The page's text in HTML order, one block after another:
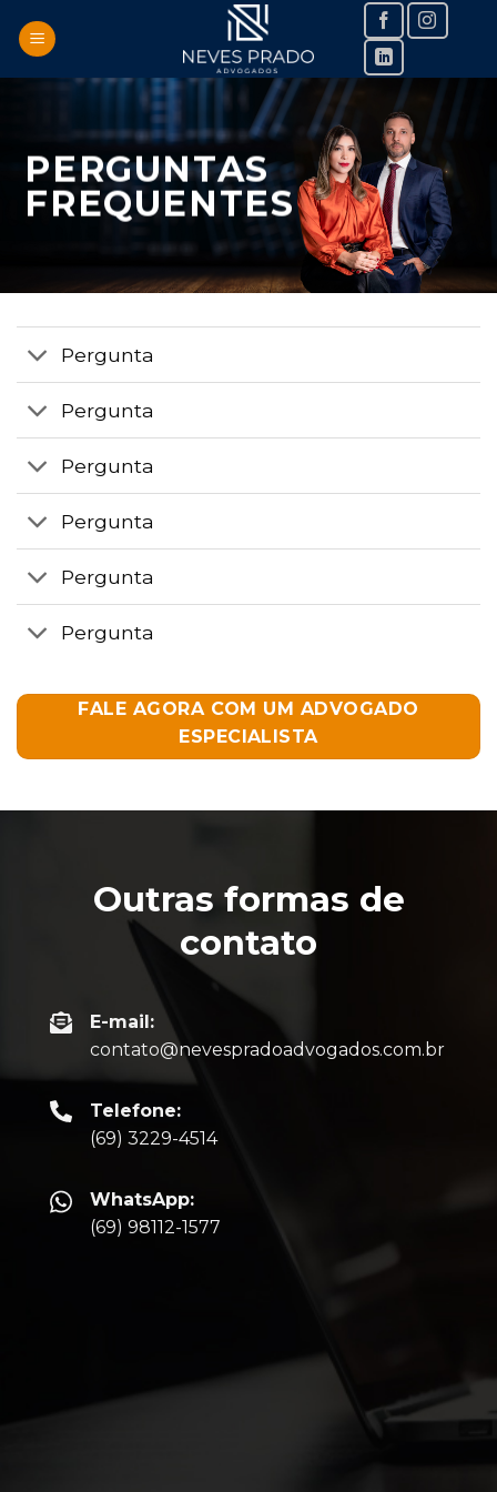
PERGUNTAS
FREQUENTES
Pergunta
Pergunta
Pergunta
Pergunta
Pergunta
Pergunta
FALE AGORA COM UM ADVOGADO
ESPECIALISTA
Outras formas de
contato
E-mail:
contato@nevespradoadvogados.com.br
Telefone:
(69) 3229-4514
WhatsApp:
(69) 98112-1577